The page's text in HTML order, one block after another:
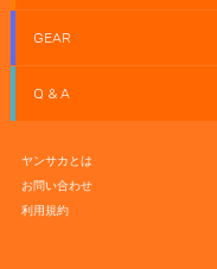
GEAR
Q & A
ヤンサカとは
お問い合わせ
利用規約